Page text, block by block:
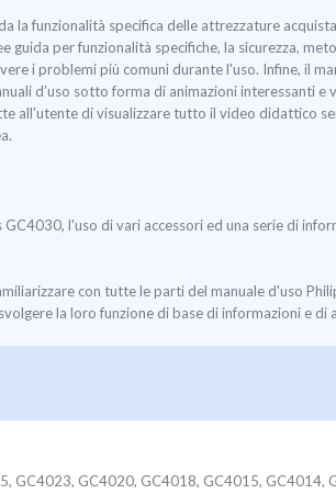
la funzionalità specifica delle attrezzature
per funzionalità specifiche, la sicurezza,
i problemi più comuni durante l'uso. Infine, il
d’uso sotto forma di animazioni interessanti
all'utente di visualizzare tutto il video didattico
l'uso di vari accessori ed una serie di
con tutte le parti del manuale d'uso
la loro funzione di base di informazioni e di
GC4023, GC4020, GC4018, GC4015, GC4014,